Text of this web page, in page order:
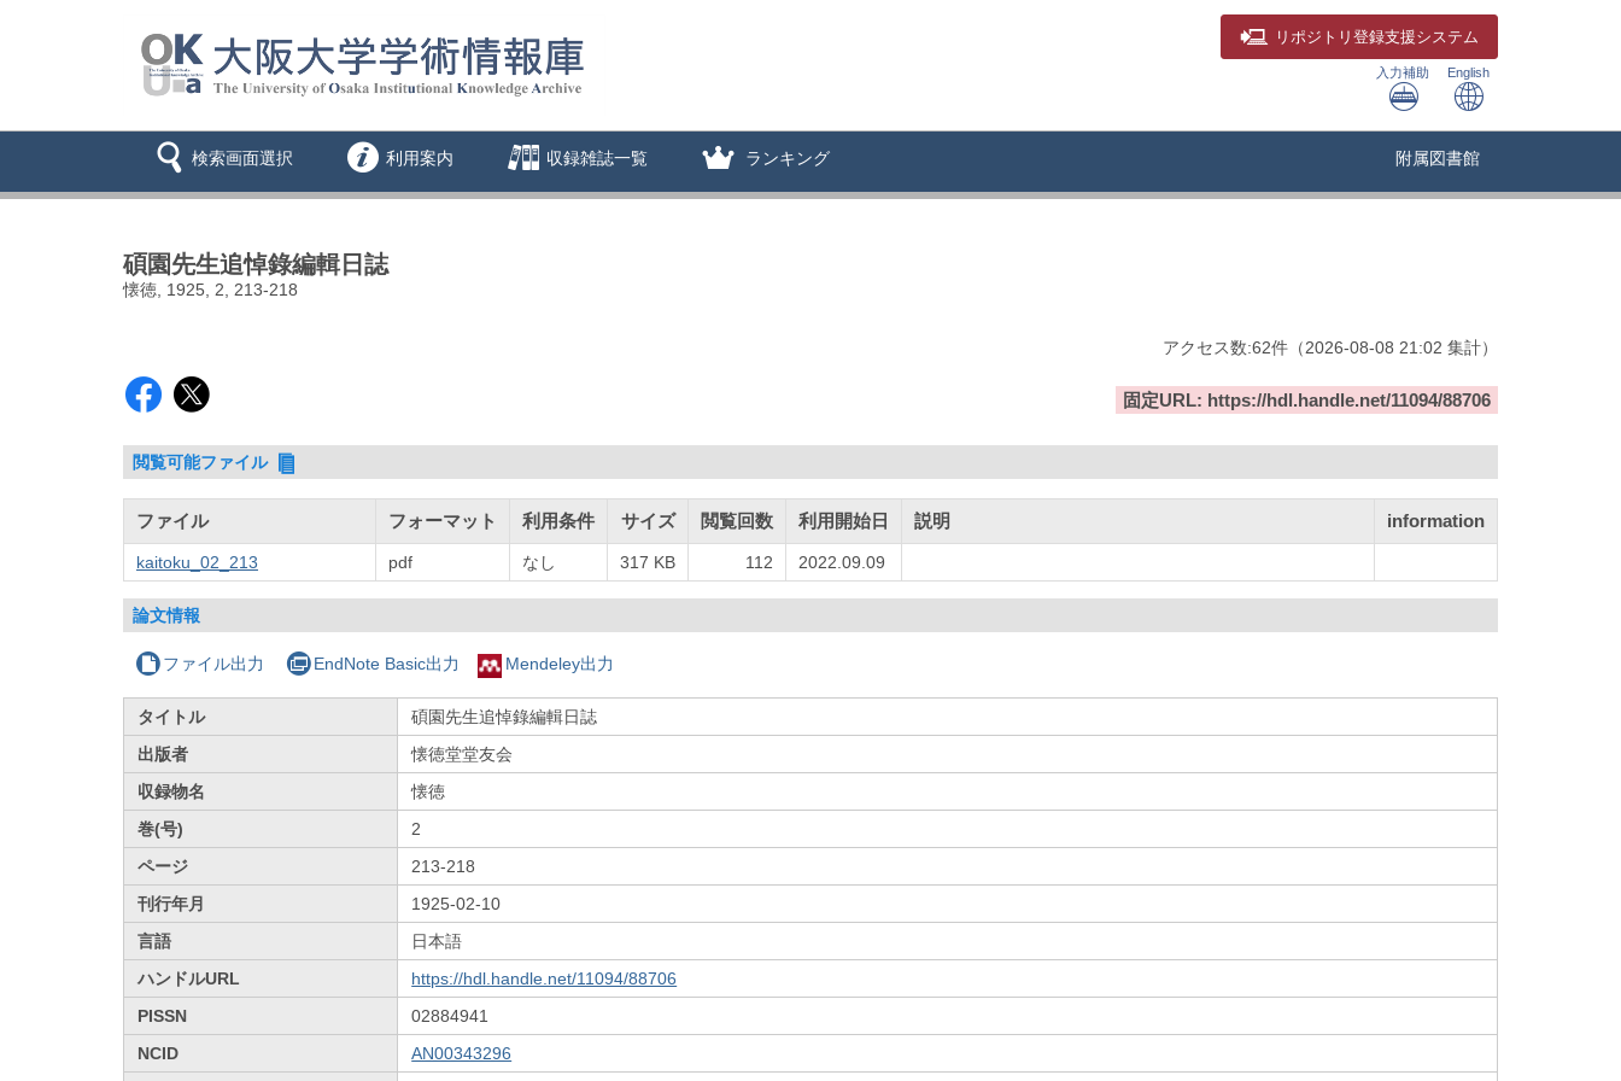
リポジトリ 登録支援システム
入力補助 English
検索画面選択 利用案内 収録雑誌一覧 ランキング 附属図書館
碩園先生追悼錄編輯日誌
懐徳, 1925, 2, 213-218
アクセス数:62件 （2026-08-08 21:02 集計）
固定URL: https://hdl.handle.net/11094/88706
閲覧可能ファイル
ファイル フォーマット 利用条件 サイズ 閲覧回数 利用開始日 説明 information
kaitoku_02_213 pdf なし 317 KB 112 2022.09.09
論文情報
ファイル出力 EndNote Basic出力 Mendeley出力
タイトル
碩園先生追悼錄編輯日誌
出版者
懐徳堂堂友会
収録物名
懐徳
巻(号)
2
ページ
213-218
刊行年月
1925-02-10
言語
日本語
ハンドルURL
https://hdl.handle.net/11094/88706
PISSN
02884941
NCID
AN00343296